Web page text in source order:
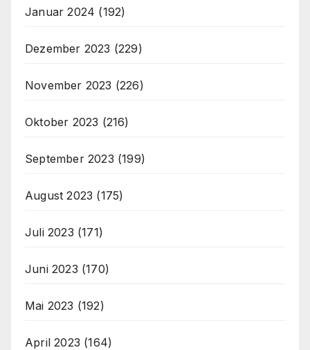
Januar 2024 (192)
Dezember 2023 (229)
November 2023 (226)
Oktober 2023 (216)
September 2023 (199)
August 2023 (175)
Juli 2023 (171)
Juni 2023 (170)
Mai 2023 (192)
April 2023 (164)